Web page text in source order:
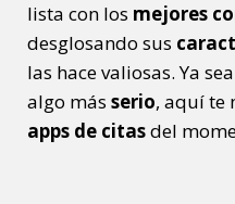
lista con los mejores
desglosando sus
las hace valiosas. Ya
algo más serio, aquí te
apps de citasdel